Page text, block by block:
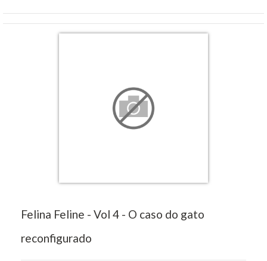
Felina Feline - Vol 4 - O caso do gato
reconfigurado